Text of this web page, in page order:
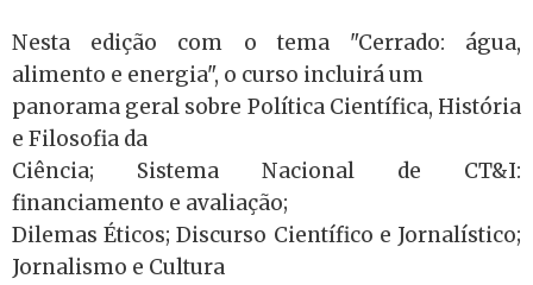
Nesta edição com o tema "Cerrado: água,
alimento e energia", o curso incluirá um
panorama geral sobre Política Científica, História
e Filosofia da
Ciência; Sistema Nacional de CT&I:
financiamento e avaliação;
Dilemas Éticos; Discurso Científico e Jornalístico;
Jornalismo e Cultura